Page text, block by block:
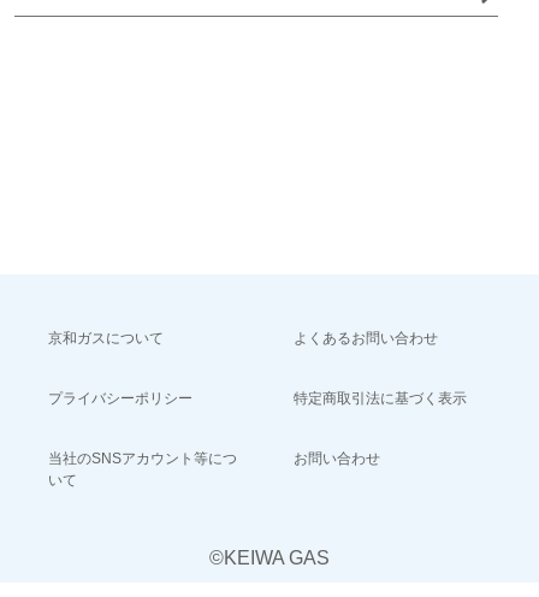
京和ガスについて よくあるお問い合わせ
プライバシーポリシー 特定商取引法に基づく表示
当社のSNSアカウント等につ
いて
お問い合わせ
©KEIWA GAS